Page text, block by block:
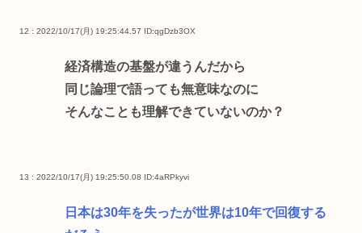
12 : 2022/10/17(月) 19:25:44.57 ID:qgDzb3OX
経済構造の基盤が違うんだから
同じ論理で語っても無意味なのに
そんなことも理解できていないのか？
13 : 2022/10/17(月) 19:25:50.08 ID:4aRPkyvi
日本は30年を失ったが世界は10年で回復する